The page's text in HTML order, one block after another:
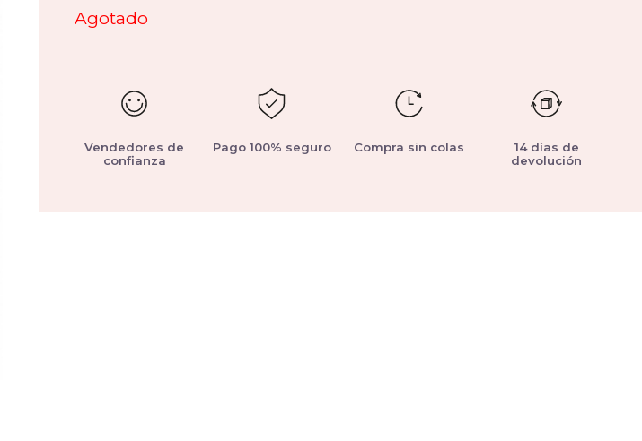
Agotado
Vendedores de
confianza
Pago 100% seguro Compra sin colas
14 días de
devolución